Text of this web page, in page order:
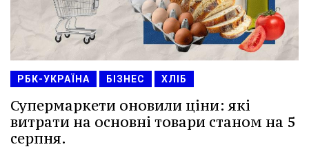
РБК-УКРАЇНА БІЗНЕС ХЛІБ
Супермаркети оновили ціни: які
витрати на основні товари станом на 5
серпня.